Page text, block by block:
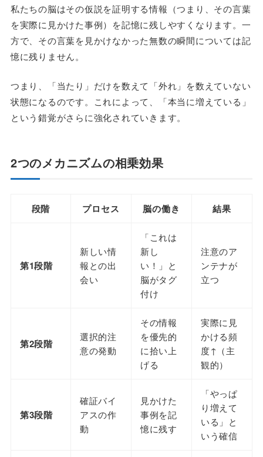
私たちの脳はその仮説を証明する情報（つまり、その言葉
を実際に見かけた事例）を記憶に残しやすくなります。一
方で、その言葉を見かけなかった無数の瞬間については記
憶に残りません。
つまり、「当たり」だけを数えて「外れ」を数えていない
状態になるのです。これによって、「本当に増えている」
という錯覚がさらに強化されていきます。
2つのメカニズムの相乗効果
段階 プロセス 脳の働き 結果
第1段階
新しい情
報との出
会い
「これは
新し
い！」と
脳がタグ
付け
注意のア
ンテナが
立つ
第2段階
選択的注
意の発動
その情報
を優先的
に拾い上
げる
実際に見
かける頻
度↑（主
観的）
第3段階
確証バイ
アスの作
動
見かけた
事例を記
憶に残す
「やっぱ
り増えて
いる」と
いう確信